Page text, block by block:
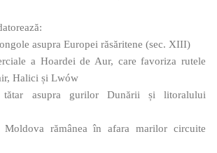
asupra Europei răsăritene (sec. XIII)
a Hoardei de Aur, care favoriza rutele
Halici și Lwów
tătar asupra gurilor Dunării și litoralului
rămânea în afara marilor circuite